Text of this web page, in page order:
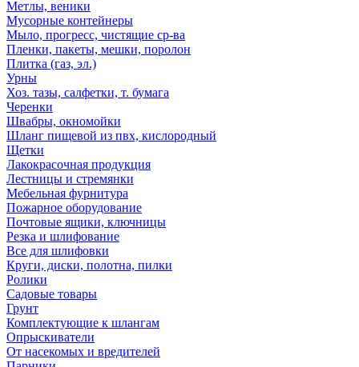
Метлы, веники
Мусорные контейнеры
Мыло, прогресс, чистящие ср-ва
Пленки, пакеты, мешки, поролон
Плитка (газ, эл.)
Урны
Хоз. тазы, салфетки, т. бумага
Черенки
Швабры, окномойки
Шланг пищевой из пвх, кислородный
Щетки
Лакокрасочная продукция
Лестницы и стремянки
Мебельная фурнитура
Пожарное оборудование
Почтовые ящики, ключницы
Резка и шлифование
Все для шлифовки
Круги, диски, полотна, пилки
Ролики
Садовые товары
Грунт
Комплектующие к шлангам
Опрыскиватели
От насекомых и вредителей